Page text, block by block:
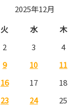
2025年12月
火 水 木
2 3 4
9 10 11
16 17 18
23 24 25